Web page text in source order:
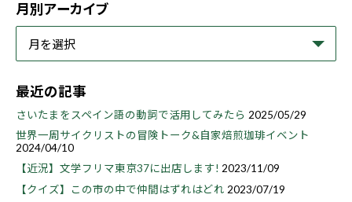
月別アーカイブ
最近の記事
さいたまをスペイン語の動詞で活用してみたら 2025/05/29
世界一周サイクリストの冒険トーク&自家焙煎珈琲イベント
2024/04/10
【近況】文学フリマ東京37に出店します! 2023/11/09
【クイズ】この市の中で仲間はずれはどれ 2023/07/19